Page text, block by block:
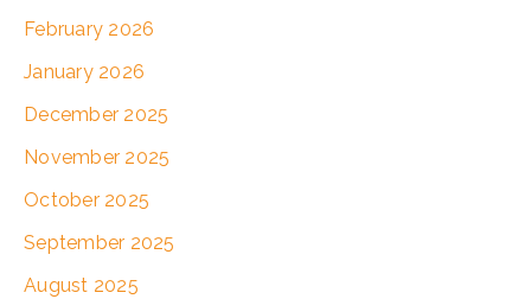
February 2026
January 2026
December 2025
November 2025
October 2025
September 2025
August 2025